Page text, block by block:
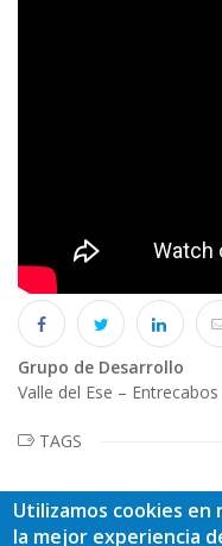
Grupo de Desarrollo
Valle del Ese – Entrecabos
TAGS
Utilizamos cookies
la mejor experiencia